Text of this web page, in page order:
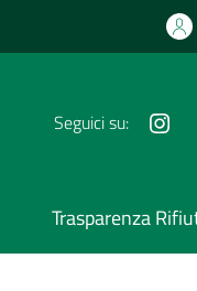
Seguici su:
Trasparenza